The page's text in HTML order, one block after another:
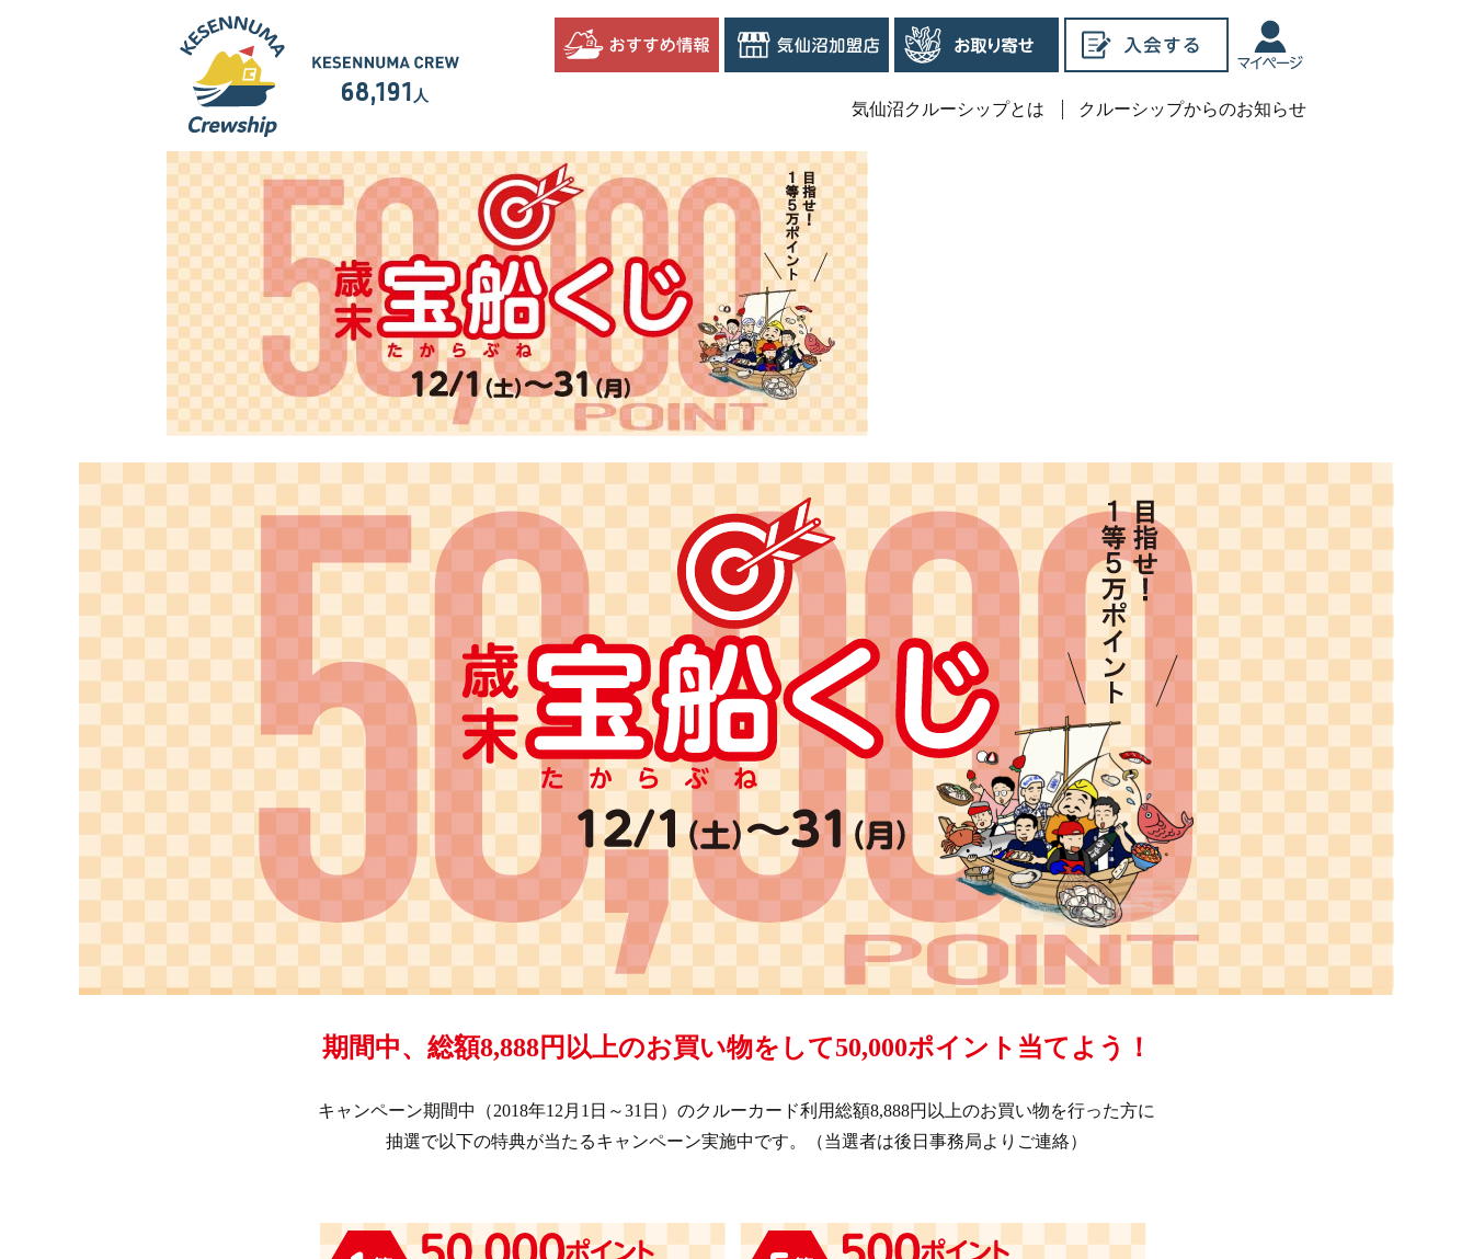
68,191 人
気仙沼クルーシップとは クルーシップからのお知らせ
期間中、総額8,888円以上のお買い物をして50,000ポイント当てよう！
キャンペーン期間中（2018年12月1日～31日）のクルーカード利用総額8,888円以上のお買い物を行った方に
抽選で以下の特典が当たるキャンペーン実施中です。（当選者は後日事務局よりご連絡）